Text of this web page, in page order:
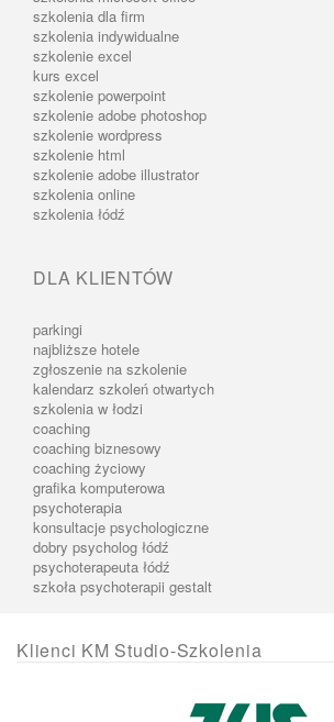
szkolenia dla firm
szkolenia indywidualne
szkolenie excel
kurs excel
szkolenie powerpoint
szkolenie adobe photoshop
szkolenie wordpress
szkolenie html
szkolenie adobe illustrator
szkolenia online
szkolenia łódź
DLA KLIENTÓW
parkingi
najbliższe hotele
zgłoszenie na szkolenie
kalendarz szkoleń otwartych
szkolenia w łodzi
coaching
coaching biznesowy
coaching życiowy
grafika komputerowa
psychoterapia
konsultacje psychologiczne
dobry psycholog łódź
psychoterapeuta łódź
szkoła psychoterapii gestalt
Klienci KM Studio-Szkolenia